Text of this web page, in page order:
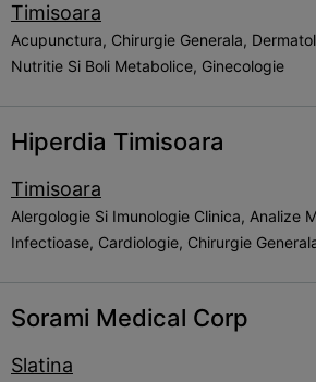
Timisoara
Acupunctura, Chirurgie Generala,
Nutritie Si Boli Metabolice, Ginecologie
Hiperdia Timisoara
Timisoara
Alergologie Si Imunologie Clinica, Analize
Infectioase, Cardiologie, Chirurgie
Sorami Medical Corp
Slatina